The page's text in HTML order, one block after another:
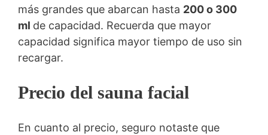
más grandes que abarcan hasta 200 o 300
ml de capacidad. Recuerda que mayor
capacidad significa mayor tiempo de uso sin
recargar.
Precio del sauna facial
En cuanto al precio, seguro notaste que